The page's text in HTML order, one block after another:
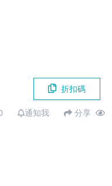
折扣碼
通知我 分享